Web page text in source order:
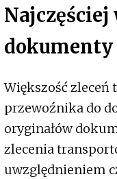
dokumenty
Większość
przewoźnika do
oryginałów
zlecenia
uwzględnieniem